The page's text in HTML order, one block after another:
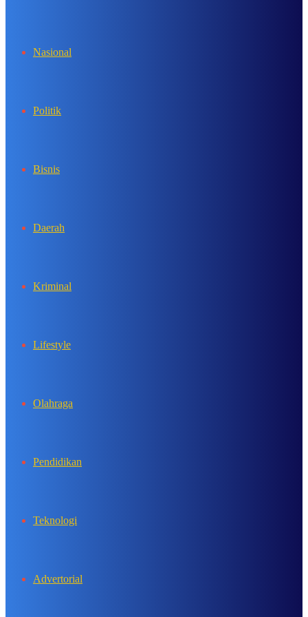
Nasional
Politik
Bisnis
Daerah
Kriminal
Lifestyle
Olahraga
Pendidikan
Teknologi
Advertorial